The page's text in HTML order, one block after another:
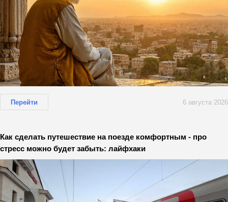
Перейти 6 августа 2026
Как сделать путешествие на поезде комфортным - про
стресс можно будет забыть: лайфхаки